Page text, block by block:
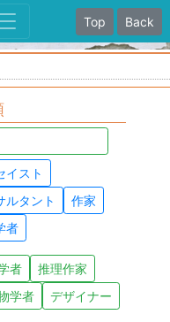
Top Back
イスト
ルタント
作家
者
者
推理作家
学者 デザイナー